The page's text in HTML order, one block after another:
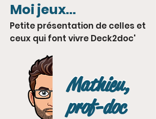
Moi jeux...
Petite présentation de celles et
ceux qui font vivre Deck2doc'
Mathieu,
prof-doc
Mathieu,
prof-doc